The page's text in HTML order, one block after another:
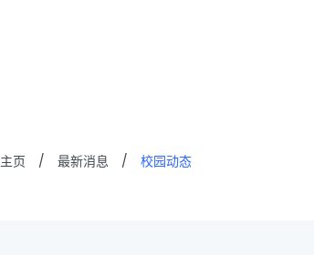
主页 / 最新消息 / 校园动态